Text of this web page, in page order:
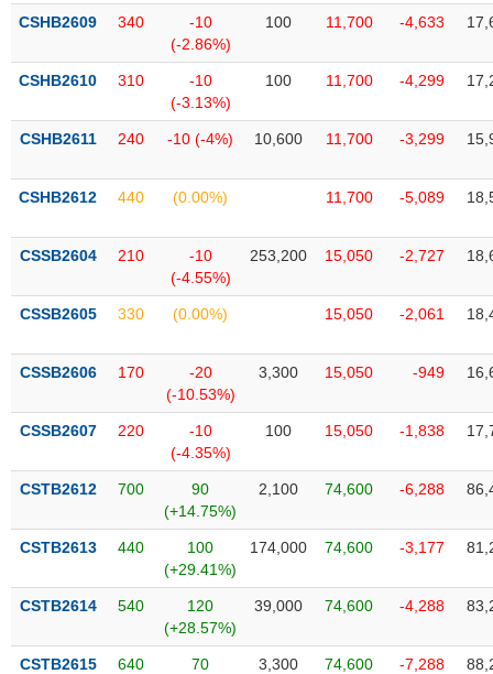
CSHB2609 340
-10
(-2.86%)
100 11,700 -4,633
CSHB2610 310
-10
(-3.13%)
100 11,700 -4,299
CSHB2611 240 -10 (-4%) 10,600 11,700 -3,299
CSHB2612 440 (0.00%) 11,700 -5,089
CSSB2604 210
-10
(-4.55%)
253,200 15,050 -2,727
CSSB2605 330 (0.00%) 15,050 -2,061
CSSB2606 170
-20
(-10.53%)
3,300 15,050 -949
CSSB2607 220
-10
(-4.35%)
100 15,050 -1,838
CSTB2612 700
90
(+14.75%)
2,100 74,600 -6,288
CSTB2613 440
100
(+29.41%)
174,000 74,600 -3,177
CSTB2614 540
120
(+28.57%)
39,000 74,600 -4,288
CSTB2615 640
70
3,300 74,600 -7,288
chứng
khoán
Tất cả Cổ phiếu Chỉ số Chứng chỉ quỹ Chứng
Lãnh
(-)
Người nội bộ
tức
(-)
của
(-)
Báo
phân
tích